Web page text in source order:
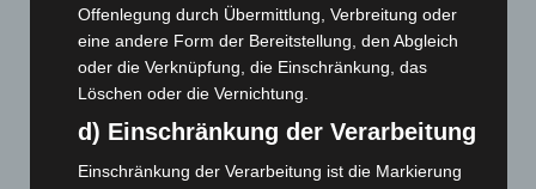
Corona-News
Hannover und Region
Langenhagen und Ortsteile
Leserbriefe
Offenlegung durch Übermittlung, Verbreitung oder
eine andere Form der Bereitstellung, den Abgleich
oder die Verknüpfung, die Einschränkung, das
Löschen oder die Vernichtung.
d) Einschränkung der Verarbeitung
Einschränkung der Verarbeitung ist die Markierung